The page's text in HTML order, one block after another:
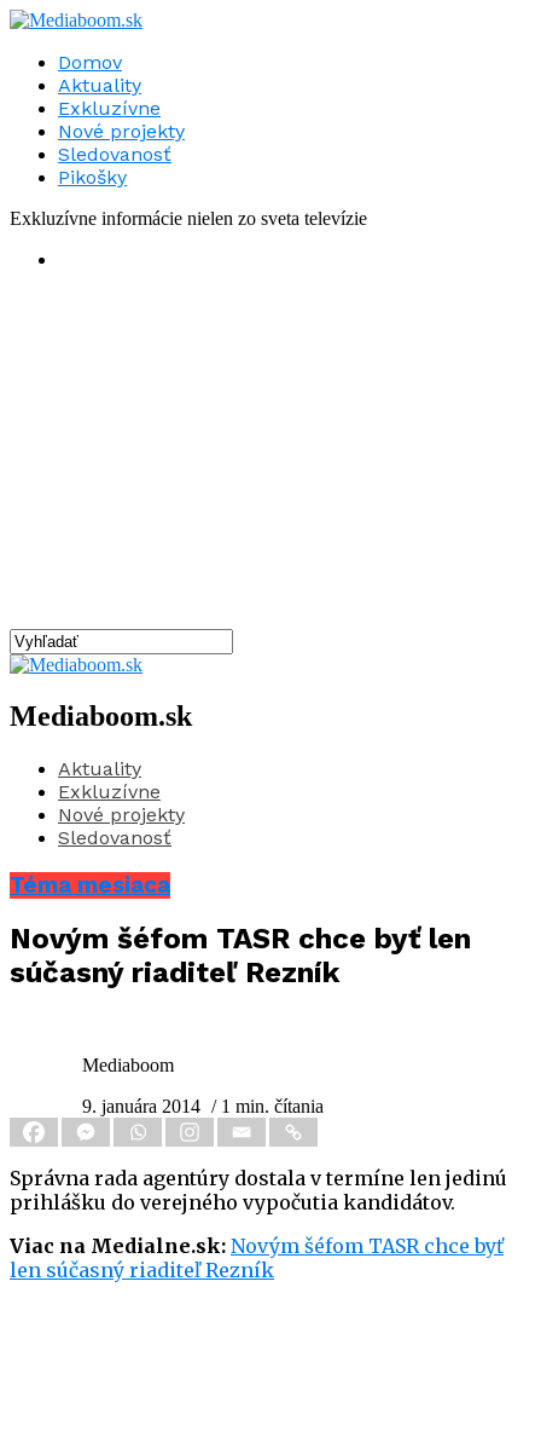
Domov
Aktuality
Exkluzívne
Nové projekty
Sledovanosť
Pikošky
Exkluzívne informácie nielen zo sveta televízie
Mediaboom.sk
Aktuality
Exkluzívne
Nové projekty
Sledovanosť
Téma mesiaca
Novým šéfom TASR chce byť len
súčasný riaditeľ Rezník
Mediaboom
9. januára 2014 / 1 min. čítania
Správna rada agentúry dostala v termíne len jedinú
prihlášku do verejného vypočutia kandidátov.
Viac na Medialne.sk: Novým šéfom TASR chce byť
len súčasný riaditeľ Rezník